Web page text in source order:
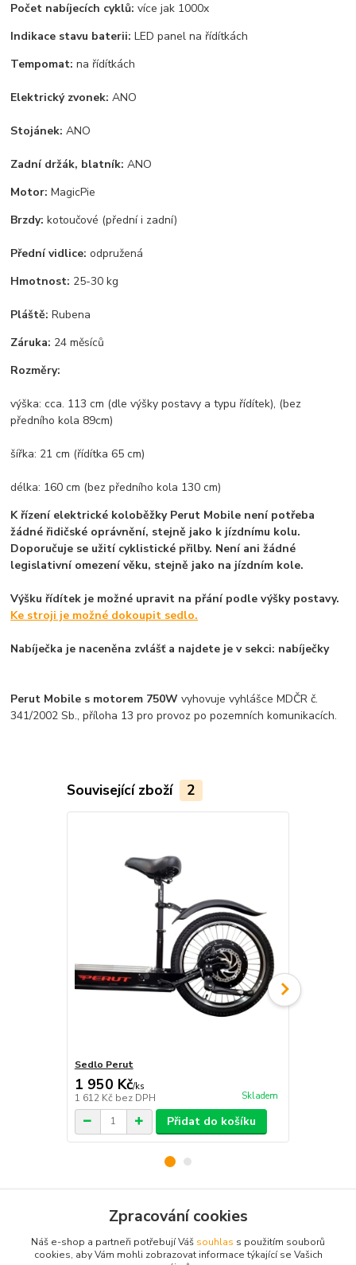
Počet nabíjecích cyklů: více jak 1000x
Indikace stavu baterii: LED panel na řídítkách
Tempomat: na řídítkách
Elektrický zvonek: ANO
Stojánek: ANO
Zadní držák, blatník: ANO
Motor: MagicPie
Brzdy: kotoučové (přední i zadní)
Přední vidlice: odpružená
Hmotnost: 25-30 kg
Pláště: Rubena
Záruka: 24 měsíců
Rozměry:
výška: cca. 113 cm (dle výšky postavy a typu řídítek), (bez
předního kola 89cm)
šířka: 21 cm (řídítka 65 cm)
délka: 160 cm (bez předního kola 130 cm)
K řízení elektrické koloběžky Perut Mobile není potřeba
žádné řidičské oprávnění, stejně jako k jízdnímu kolu.
Doporučuje se užití cyklistické přilby. Není ani žádné
legislativní omezení věku, stejně jako na jízdním kole.
Výšku řídítek je možné upravit na přání podle výšky postavy.
Ke stroji je možné dokoupit sedlo.
Nabíječka je naceněna zvlášť a najdete je v sekci: nabíječky
Perut Mobile s motorem 750Wvyhovuje vyhlášce MDČR č.
341/2002 Sb., příloha 13 pro provoz po pozemních komunikacích.
Související zboží 2
Sedlo Perut
1 950 Kč/ks
1 612 Kč bez DPH Skladem
Přidat do košíku
Zboží zařazeno v kategoriích
Elektrokoloběžky PERUT
Zpracování cookies
Náš e-shop a partneři potřebují Váš souhlas s použitím souborů
cookies, aby Vám mohli zobrazovat informace týkající se Vašich